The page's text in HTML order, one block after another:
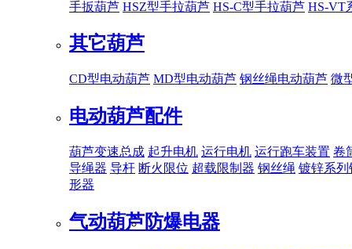
手扳葫芦 HSZ型手拉葫芦 HS-C型手拉葫芦 HS-VT
其它葫芦
CD型电动葫芦 MD型电动葫芦 钢丝绳电动葫芦 微
电动葫芦配件
葫芦变速总成 起升电机 运行电机 运行跑车装置 卷
导绳器 导杆 断火限位 超载限制器 钢丝绳 镀锌系列
形器
气动葫芦防爆电器